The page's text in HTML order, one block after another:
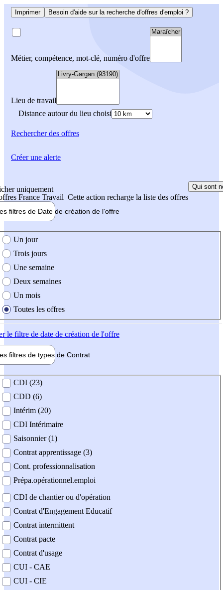
Imprimer Besoin d'aide sur la recherche d'offres d'emploi ?
Métier, compétence, mot-clé, numéro d'offre
Lieu de travail
Distance autour du lieu choisi
Rechercherdes offres
uniquement
France Travail Cette action recharge la liste des offres
Qui sont
filtres de Date de création de l'offre
création de l'offre
Un jour
Trois jours
Une semaine
Deux semaines
Un mois
Toutes les offres
le filtre de date de création de l'offre
filtres de types de Contrat
contrat
CDI (23)
CDD (6)
Intérim (20)
CDI Intérimaire
Saisonnier (1)
Contrat apprentissage (3)
Cont. professionnalisation
Prépa.opérationnel.emploi
CDI de chantier ou d'opération
Contrat d'Engagement Educatif
Contrat intermittent
Contrat pacte
Contrat d'usage
CUI - CAE
CUI - CIE
Créer une alerte